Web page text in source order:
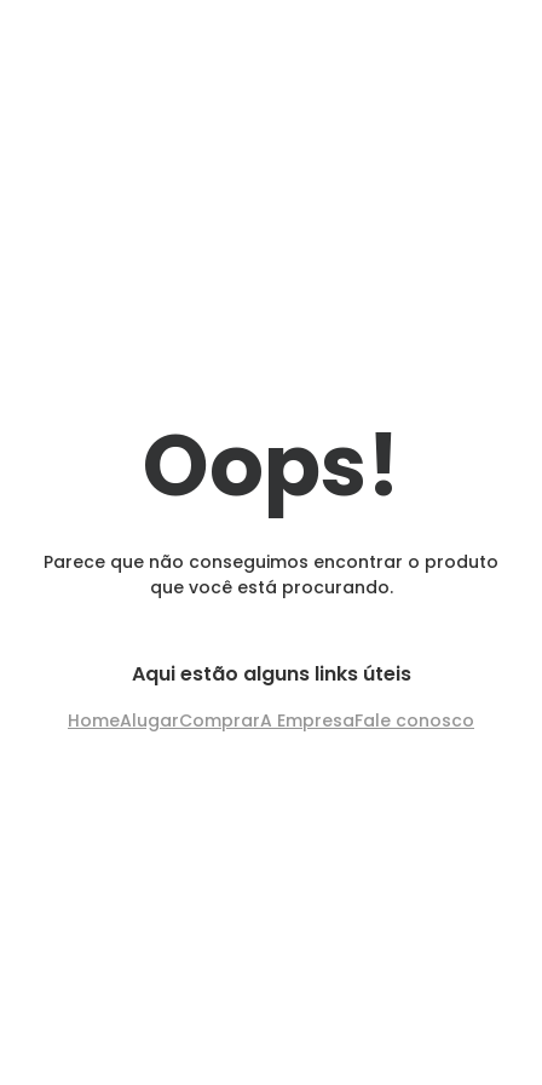
Oops!
Parece que não conseguimos encontrar o produto
que você está procurando.
Aqui estão alguns links úteis
HomeAlugarComprarA EmpresaFale conosco